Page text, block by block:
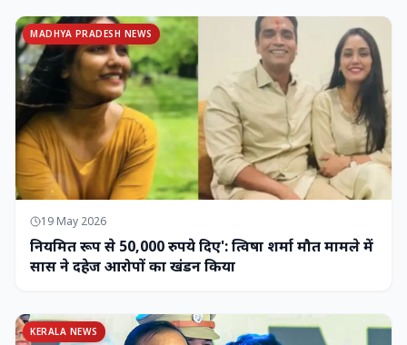
MADHYA PRADESH NEWS
19 May 2026
नियमित रूप से 50,000 रुपये दिए': त्विषा शर्मा मौत मामले में
सास ने दहेज आरोपों का खंडन किया
KERALA NEWS